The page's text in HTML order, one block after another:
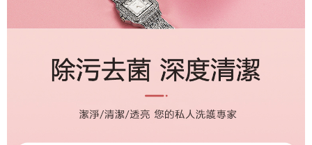
５．嚴禁一人註冊多個帳號或使用他人資訊註冊。若發現惡意使用之情形，
恩沛科技股份有限公司將有權停止該用戶之使用額度並採取法律行動。